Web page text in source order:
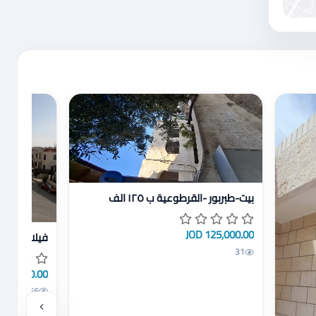
عرض تفاصيل بيت-طبربور -القرطوعية ب ١٢٥ الف
بيت-طبربور -القرطوعية ب ١٢٥ الف
125,000.00 JOD
31
عرض
فيلا مميزة
31,000.00 JOD
56